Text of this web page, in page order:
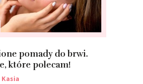
pomady do brwi.
które polecam!
Kasia